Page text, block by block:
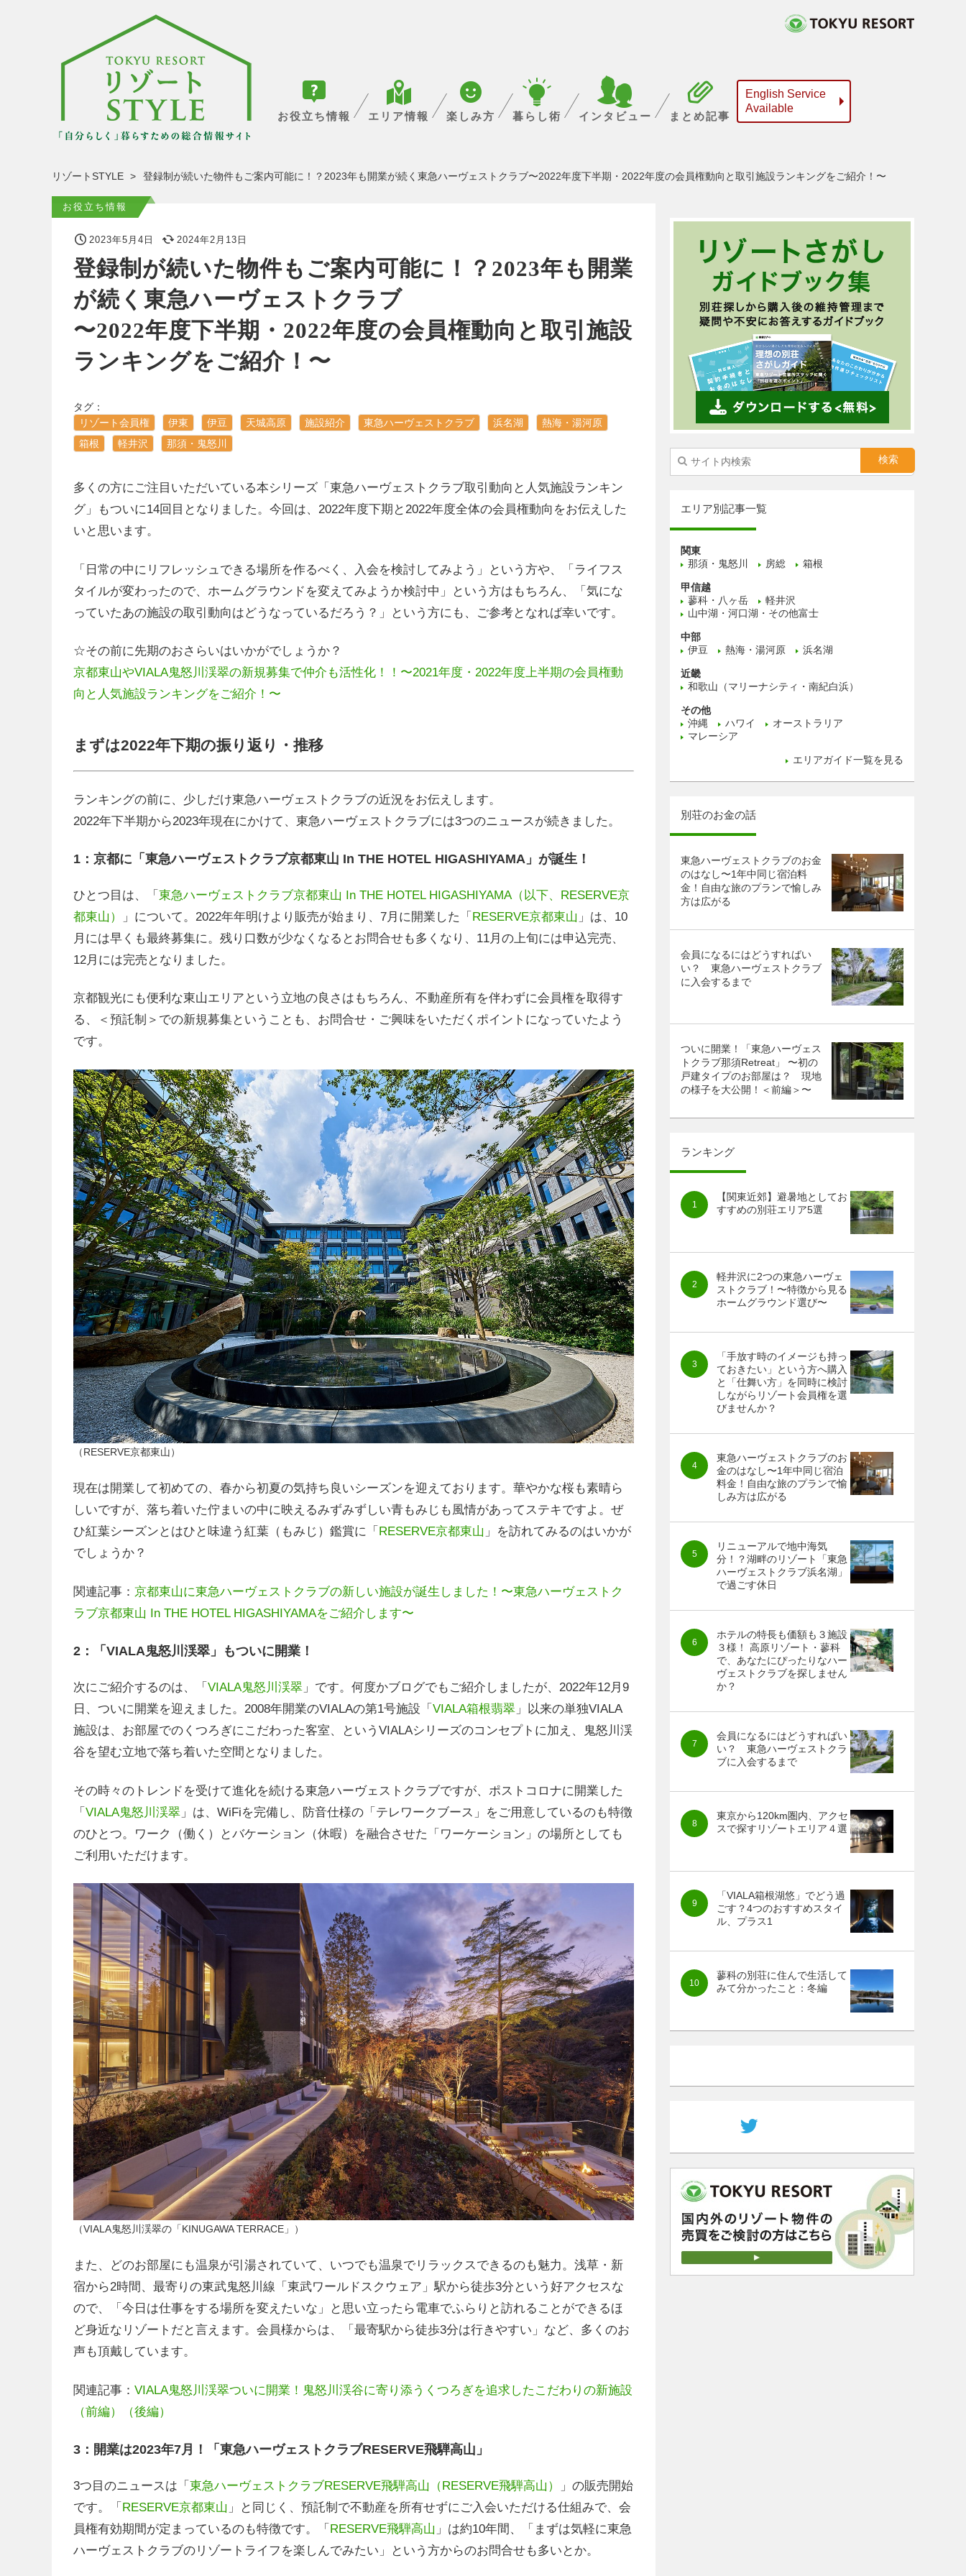
お役立ち情報 エリア情報 楽しみ方 暮らし術 インタビュー まとめ記事
English Service
Available
リゾートSTYLE 登録制が続いた物件もご案内可能に！？2023年も開業が続く東急ハーヴェストクラブ〜2022年度下半期・2022年度の会員権動向と取引施設ランキングをご紹介！〜
2023年5月4日 2024年2月13日
登録制が続いた物件もご案内可能に！？2023年も開業
が続く東急ハーヴェストクラブ
〜2022年度下半期・2022年度の会員権動向と取引施設
ランキングをご紹介！〜
タグ：
リゾート会員権
伊東 伊豆 天城高原 施設紹介 東急ハーヴェストクラブ 浜名湖
熱海・湯河原
箱根
軽井沢 那須・鬼怒川
お役立ち情報
多くの方にご注目いただいている本シリーズ「東急ハーヴェストクラブ取引動向と人気施設ランキン
グ」もついに14回目となりました。今回は、2022年度下期と2022年度全体の会員権動向をお伝えした
いと思います。
「日常の中にリフレッシュできる場所を作るべく、入会を検討してみよう」という方や、「ライフス
タイルが変わったので、ホームグラウンドを変えてみようか検討中」という方はもちろん、「気にな
っていたあの施設の取引動向はどうなっているだろう？」という方にも、ご参考となれば幸いです。
☆その前に先期のおさらいはいかがでしょうか？
京都東山やVIALA鬼怒川渓翠の新規募集で仲介も活性化！！〜2021年度・2022年度上半期の会員権動
向と人気施設ランキングをご紹介！〜
まずは2022年下期の振り返り・推移
ランキングの前に、少しだけ東急ハーヴェストクラブの近況をお伝えします。
2022年下半期から2023年現在にかけて、東急ハーヴェストクラブには3つのニュースが続きました。
1：京都に「東急ハーヴェストクラブ京都東山 In THE HOTEL HIGASHIYAMA」が誕生！
ひとつ目は、「 東急ハーヴェストクラブ京都東山 In THE HOTEL HIGASHIYAMA（以下、RESERVE京
都東山）
」について。2022年年明けより販売が始まり、7月に開業した「 RESERVE京都東山 」は、10
月には早くも最終募集に。残り口数が少なくなるとお問合せも多くなり、11月の上旬には申込完売、
12月には完売となりました。
京都観光にも便利な東山エリアという立地の良さはもちろん、不動産所有を伴わずに会員権を取得す
る、＜預託制＞での新規募集ということも、お問合せ・ご興味をいただくポイントになっていたよう
です。
（RESERVE京都東山）
現在は開業して初めての、春から初夏の気持ち良いシーズンを迎えております。華やかな桜も素晴ら
しいですが、落ち着いた佇まいの中に映えるみずみずしい青もみじも風情があってステキですよ。ぜ
ひ紅葉シーズンとはひと味違う紅葉（もみじ）鑑賞に「 RESERVE京都東山 」を訪れてみるのはいかが
でしょうか？
関連記事： 京都東山に東急ハーヴェストクラブの新しい施設が誕生しました！〜東急ハーヴェストク
ラブ京都東山 In THE HOTEL HIGASHIYAMAをご紹介します〜
2：「VIALA鬼怒川渓翠」もついに開業！
次にご紹介するのは、「 VIALA鬼怒川渓翠 」です。何度かブログでもご紹介しましたが、2022年12月9
日、ついに開業を迎えました。2008年開業のVIALAの第1号施設「 VIALA箱根翡翠 」以来の単独VIALA
施設は、お部屋でのくつろぎにこだわった客室、というVIALAシリーズのコンセプトに加え、鬼怒川渓
谷を望む立地で落ち着いた空間となりました。
その時々のトレンドを受けて進化を続ける東急ハーヴェストクラブですが、ポストコロナに開業した
「 VIALA鬼怒川渓翠 」は、WiFiを完備し、防音仕様の「テレワークブース」をご用意しているのも特徴
のひとつ。ワーク（働く）とバケーション（休暇）を融合させた「ワーケーション」の場所としても
ご利用いただけます。
（VIALA鬼怒川渓翠の「KINUGAWA TERRACE」）
また、どのお部屋にも温泉が引湯されていて、いつでも温泉でリラックスできるのも魅力。浅草・新
宿から2時間、最寄りの東武鬼怒川線「東武ワールドスクウェア」駅から徒歩3分という好アクセスな
ので、「今日は仕事をする場所を変えたいな」と思い立ったら電車でふらりと訪れることができるほ
ど身近なリゾートだと言えます。会員様からは、「最寄駅から徒歩3分は行きやすい」など、多くのお
声も頂戴しています。
関連記事： VIALA鬼怒川渓翠ついに開業！鬼怒川渓谷に寄り添うくつろぎを追求したこだわりの新施設
（前編）
（後編）
3：開業は2023年7月！「東急ハーヴェストクラブRESERVE飛騨高山」
3つ目のニュースは「 東急ハーヴェストクラブRESERVE飛騨高山（RESERVE飛騨高山）
」の販売開始
です。「 RESERVE京都東山 」と同じく、預託制で不動産を所有せずにご入会いただける仕組みで、会
員権有効期間が定まっているのも特徴です。「 RESERVE飛騨高山 」は約10年間、「まずは気軽に東急
ハーヴェストクラブのリゾートライフを楽しんでみたい」という方からのお問合せも多いとか。
エリア別記事一覧
関東
那須・鬼怒川
房総 箱根
甲信越
蓼科・八ヶ岳
軽井沢
山中湖・河口湖・その他富士
中部
伊豆
熱海・湯河原 浜名湖
近畿
和歌山（マリーナシティ・南紀白浜）
その他
沖縄
ハワイ
オーストラリア
マレーシア
エリアガイド一覧を見る
別荘のお金の話
東急ハーヴェストクラブのお金
のはなし〜1年中同じ宿泊料
金！自由な旅のプランで愉しみ
方は広がる
会員になるにはどうすればい
い？ 東急ハーヴェストクラブ
に入会するまで
ついに開業！「東急ハーヴェス
トクラブ那須Retreat」 〜初の
戸建タイプのお部屋は？ 現地
の様子を大公開！＜前編＞〜
ランキング
【関東近郊】避暑地としてお
すすめの別荘エリア5選
軽井沢に2つの東急ハーヴェ
ストクラブ！〜特徴から見る
ホームグラウンド選び〜
「手放す時のイメージも持っ
ておきたい」という方へ購入
と「仕舞い方」を同時に検討
しながらリゾート会員権を選
びませんか？
東急ハーヴェストクラブのお
金のはなし〜1年中同じ宿泊
料金！自由な旅のプランで愉
しみ方は広がる
リニューアルで地中海気
分！？湖畔のリゾート「東急
ハーヴェストクラブ浜名湖」
で過ごす休日
ホテルの特長も価額も３施設
３様！ 高原リゾート・蓼科
で、あなたにぴったりなハー
ヴェストクラブを探しません
か？
会員になるにはどうすればい
い？ 東急ハーヴェストクラ
ブに入会するまで
東京から120km圏内、アクセ
スで探すリゾートエリア４選
「VIALA箱根湖悠」でどう過
ごす？4つのおすすめスタイ
ル、プラス1
蓼科の別荘に住んで生活して
みて分かったこと：冬編